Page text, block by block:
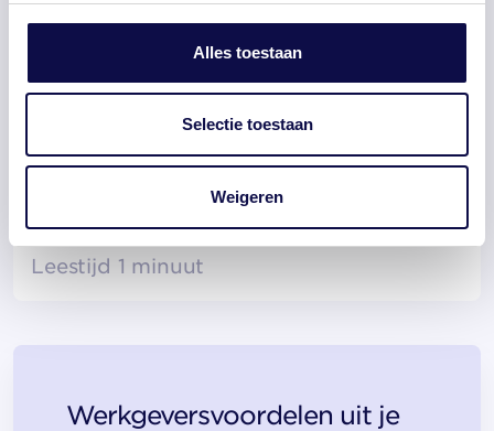
Alles toestaan
Selectie toestaan
Weigeren
Criminelen actief in de zorg:
medewerkerchecks helpen tegen
fraude
Leestijd 1 minuut
Werkgeversvoordelen uit je